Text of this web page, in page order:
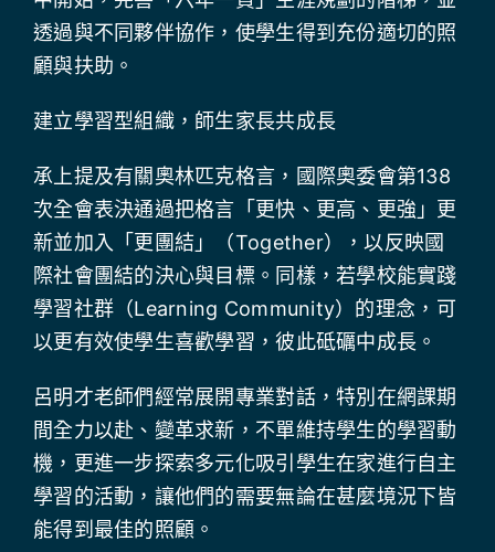
透過與不同夥伴協作，使學生得到充份適切的照
顧與扶助。
建立學習型組織，師生家長共成長
承上提及有關奧林匹克格言，國際奧委會第138
次全會表決通過把格言「更快、更高、更強」更
新並加入「更團結」（Together），以反映國
際社會團結的決心與目標。同樣，若學校能實踐
學習社群（Learning Community）的理念，可
以更有效使學生喜歡學習，彼此砥礪中成長。
呂明才老師們經常展開專業對話，特別在網課期
間全力以赴、變革求新，不單維持學生的學習動
機，更進一步探索多元化吸引學生在家進行自主
學習的活動，讓他們的需要無論在甚麼境況下皆
能得到最佳的照顧。